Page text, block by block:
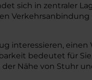
sich in zentraler
interessieren,
bedeutet für
Nähe von Stuhr